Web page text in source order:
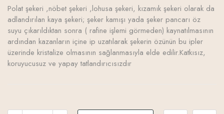
Polat şekeri ,nöbet şekeri ,lohusa şekeri, kızamık şekeri olarak da
adlandırılan kaya şekeri; şeker kamışı yada şeker pancarı öz
suyu çıkarıldıktan sonra ( rafine işlemi görmeden) kaynatılmasının
ardından kazanların içine ip uzatılarak şekerin özünün bu ipler
üzerinde kristalize olmasının sağlanmasıyla elde edilir.Katkısız,
koruyucusuz ve yapay tatlandırıcısızdır